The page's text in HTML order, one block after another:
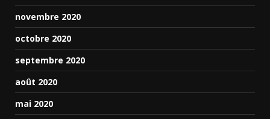
novembre 2020
octobre 2020
septembre 2020
août 2020
mai 2020